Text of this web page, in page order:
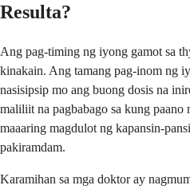
Resulta?
Ang pag-timing ng iyong gamot sa
kinakain. Ang tamang pag-inom ng
nasisipsip mo ang buong dosis na
maliliit na pagbabago sa kung
maaaring magdulot ng kapansin-
pakiramdam.
Karamihan sa mga doktor ay